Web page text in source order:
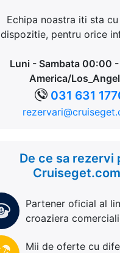
Echipa noastra iti sta
dispozitie, pentru orice
Luni - Sambata 00:00
America/
031 631
De ce sa rezervi
Partener oficial al
croaziera
Mii de oferte cu